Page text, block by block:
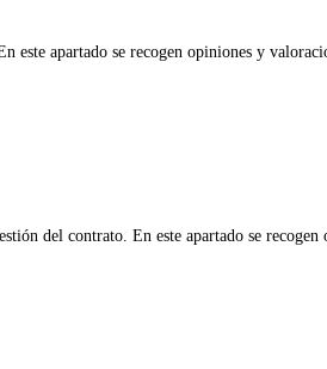
apartado se recogen opiniones y
del contrato. En este apartado se recogen